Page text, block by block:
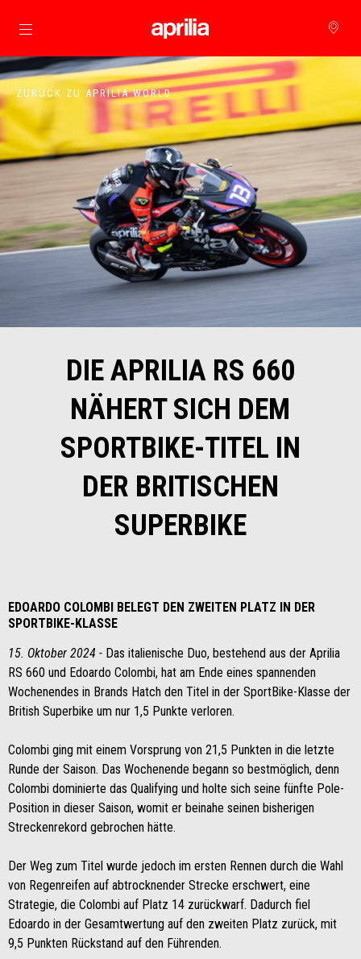
Skip to content
ZURÜCK ZU APRILIA WORLD
DIE APRILIA RS 660
NÄHERT SICH DEM
SPORTBIKE-TITEL IN
DER BRITISCHEN
SUPERBIKE
EDOARDO COLOMBI BELEGT DEN ZWEITEN PLATZ IN DER
SPORTBIKE-KLASSE
15. Oktober 2024 - Das italienische Duo, bestehend aus der Aprilia
RS 660 und Edoardo Colombi, hat am Ende eines spannenden
Wochenendes in Brands Hatch den Titel in der SportBike-Klasse der
British Superbike um nur 1,5 Punkte verloren.
Colombi ging mit einem Vorsprung von 21,5 Punkten in die letzte
Runde der Saison. Das Wochenende begann so bestmöglich, denn
Colombi dominierte das Qualifying und holte sich seine fünfte Pole-
Position in dieser Saison, womit er beinahe seinen bisherigen
Streckenrekord gebrochen hätte.
Der Weg zum Titel wurde jedoch im ersten Rennen durch die Wahl
von Regenreifen auf abtrocknender Strecke erschwert, eine
Strategie, die Colombi auf Platz 14 zurückwarf. Dadurch fiel
Edoardo in der Gesamtwertung auf den zweiten Platz zurück, mit
9,5 Punkten Rückstand auf den Führenden.